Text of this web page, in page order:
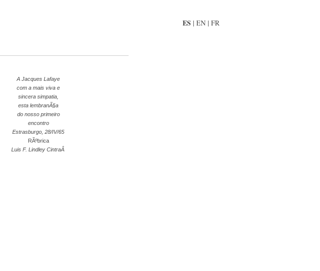
A Jacques Lafaye
com a mais viva e
sincera simpatia,
esta lembranÃ§a
do nosso primeiro
encontro
Estrasburgo, 28/IV/65
RÃºbrica
Luis F. Lindley CintraÂ
ES | EN | FR